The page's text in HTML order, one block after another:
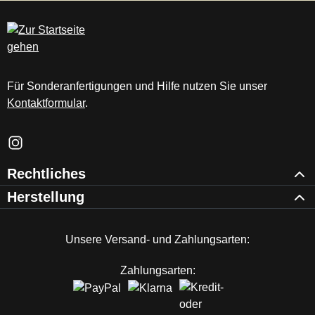
Für Sonderanfertigungen und Hilfe nutzen Sie unser
Kontaktformular.
Schau auf Instagram vorbei – öffnet in neuem Tab (externer
Rechtliches
Herstellung
Unsere Versand- und Zahlungsarten:
Zahlungsarten: